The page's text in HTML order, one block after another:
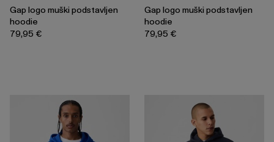
Gap logo muški podstavljen
hoodie
79,95 €
Gap logo muški podstavljen
hoodie
79,95 €